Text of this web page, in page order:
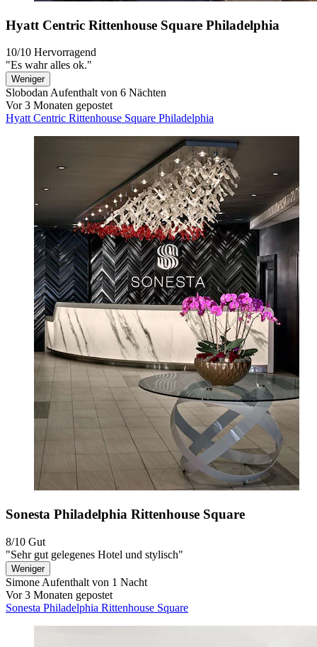
Hyatt Centric Rittenhouse Square Philadelphia
10/10 Hervorragend
"Es wahr alles ok."
Weniger
Slobodan Aufenthalt von 6 Nächten
Vor 3 Monaten gepostet
Hyatt Centric Rittenhouse Square Philadelphia
Sonesta Philadelphia Rittenhouse Square
8/10 Gut
"Sehr gut gelegenes Hotel und stylisch"
Weniger
Simone Aufenthalt von 1 Nacht
Vor 3 Monaten gepostet
Sonesta Philadelphia Rittenhouse Square